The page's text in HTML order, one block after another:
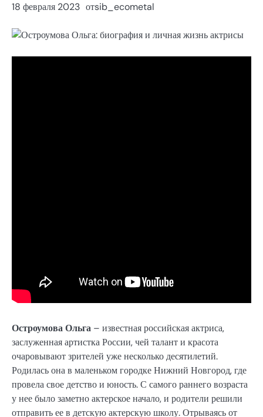
18 февраля 2023 отsib_ecometal
Остроумова Ольга – известная российская актриса,
заслуженная артистка России, чей талант и красота
очаровывают зрителей уже несколько десятилетий.
Родилась она в маленьком городке Нижний Новгород, где
провела свое детство и юность. С самого раннего возраста
у нее было заметно актерское начало, и родители решили
отправить ее в детскую актерскую школу. Отрываясь от